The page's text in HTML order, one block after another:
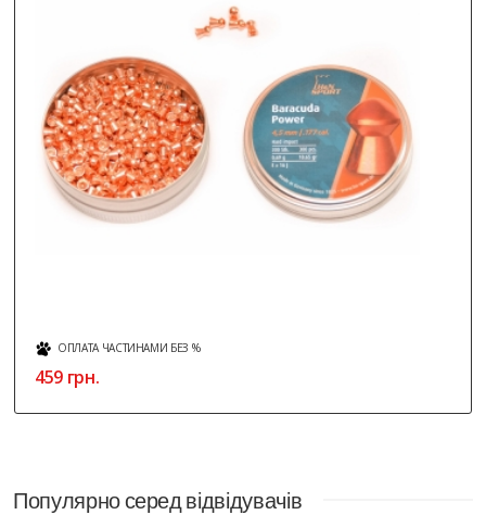
ОПЛАТА ЧАСТИНАМИ БЕЗ %
459 грн.
Популярно серед відвідувачів